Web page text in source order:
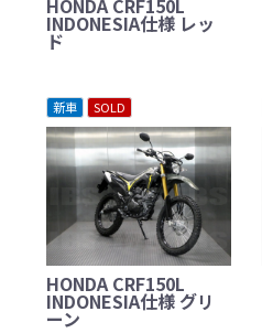
INDONESIA仕様 レッ
ド
新車 SOLD
HONDA CRF150L
INDONESIA仕様 グリ
ーン